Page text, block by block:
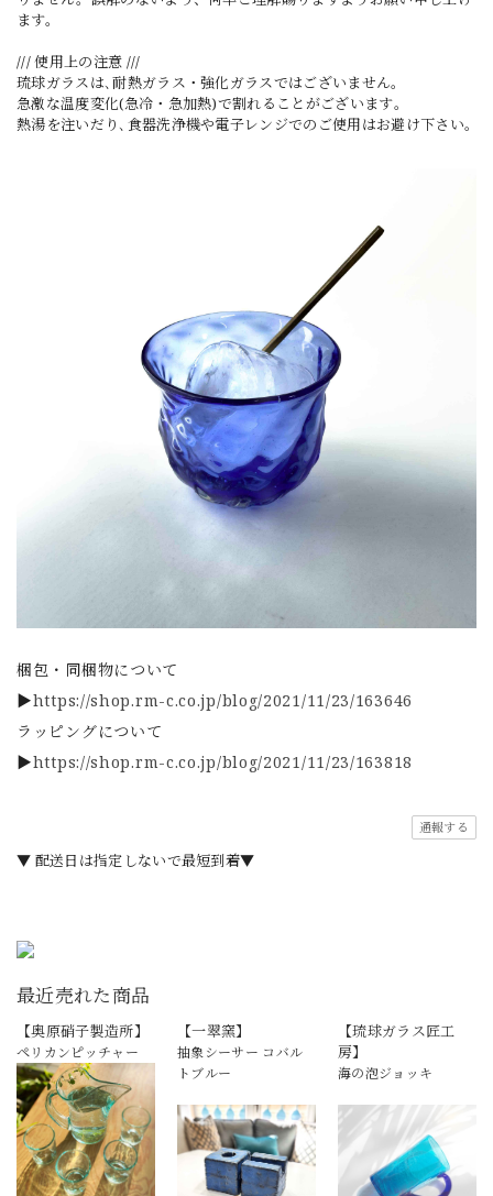
ます。
/// 使用上の注意 ///
琉球ガラスは､耐熱ガラス・強化ガラスではございません｡
急激な温度変化(急冷・急加熱)で割れることがございます｡
熱湯を注いだり､食器洗浄機や電子レンジでのご使用はお避け下さい｡
梱包・同梱物について
▶https://shop.rm-c.co.jp/blog/2021/11/23/163646
ラッピングについて
▶https://shop.rm-c.co.jp/blog/2021/11/23/163818
通報する
▼ 配送日は指定しないで最短到着▼
最近売れた商品
【奥原硝子製造所】
ペリカンピッチャー
【一翠窯】
抽象シーサー コバル
トブルー
【琉球ガラス匠工
房】
海の泡ジョッキ